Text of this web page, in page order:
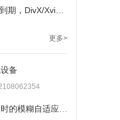
更多>
备
自适应补偿控制方法